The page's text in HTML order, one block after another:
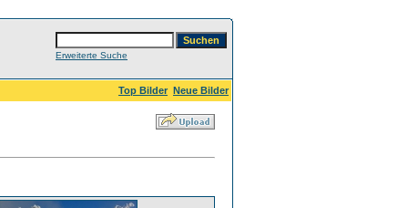
Erweiterte Suche
Top Bilder Neue Bilder